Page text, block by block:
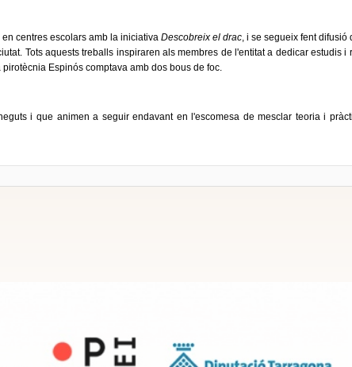
en centres escolars amb la iniciativaDescobreix el drac, i se segueix fent difusió
Tots aquests treballs inspiraren als membres de l'entitat a dedicar estudis i
Espinós comptava amb dos bous de foc.
i que animen a seguir endavant en l'escomesa de mesclar teoria i